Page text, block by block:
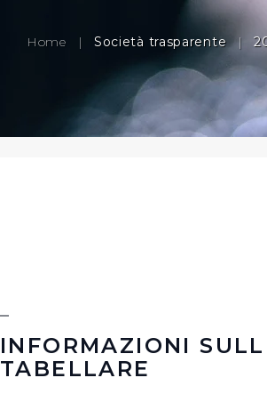
Home | Società trasparente |
INFORMAZIONI
TABELLARE